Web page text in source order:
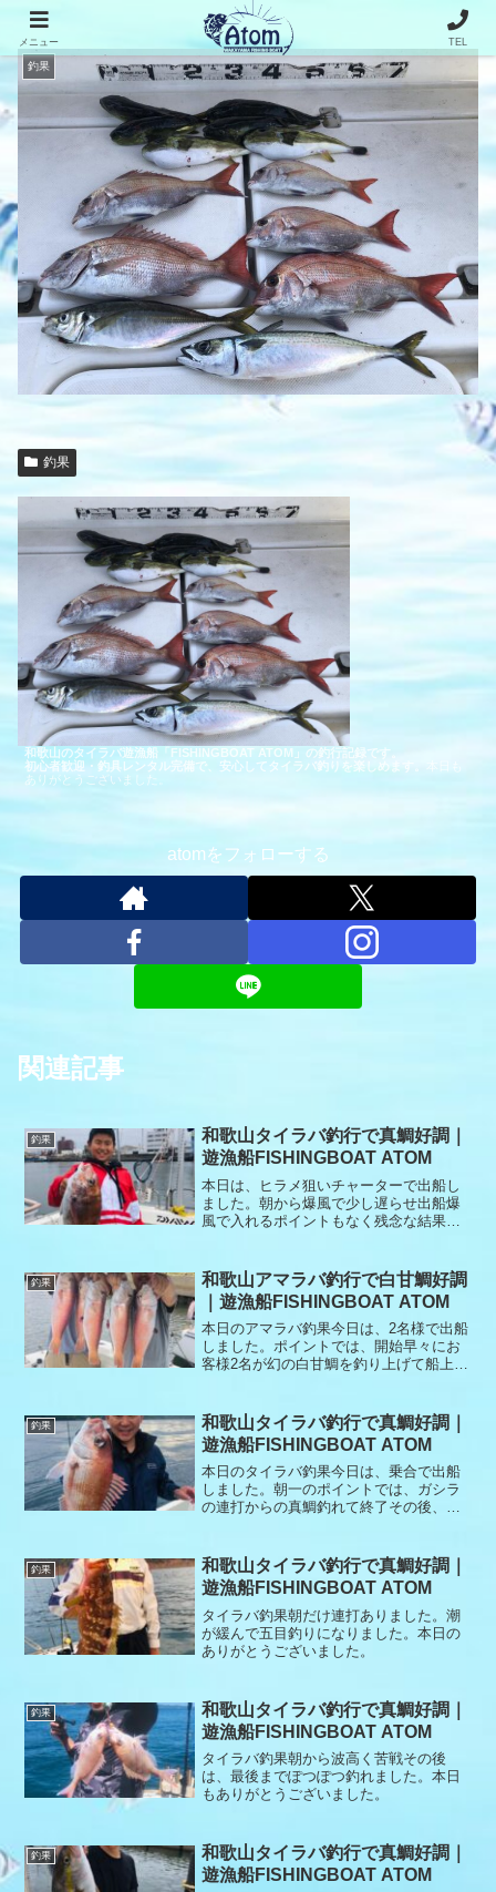
釣果
釣果
和歌山のタイラバ遊漁船「FISHINGBOAT ATOM」の釣行記録です。
初心者歓迎・釣具レンタル完備で、安心してタイラバ釣りを楽しめます。
ありがとうございました。
atomをフォローする
関連記事
釣果
和歌山タイラバ釣行で真鯛好調｜
遊漁船FISHINGBOAT ATOM
本日は、ヒラメ狙いチャーターで出船し
ました。朝から爆風で少し遅らせ出船爆
風で入れるポイントもなく残念な結果に
ませでヒラメ狙いに。結果、メジロ1匹だ
けで終了。アタリ多数ありましたが、ラ
インブレイク2回、針伸ばされ1回で終了
となりました。本日もありがとうござい
ました。
釣果
和歌山アマラバ釣行で白甘鯛好調
｜遊漁船FISHINGBOAT ATOM
本日のアマラバ釣果今日は、2名様で出船
しました。ポイントでは、開始早々にお
客様2名が幻の白甘鯛を釣り上げて船上が
折れそうな時間もありましたが、終了1時
間前にイトヨリからの連打でマゴチ2匹、
白甘鯛2匹追加で終了となりました。本日
もありがとうございました。
釣果
和歌山タイラバ釣行で真鯛好調｜
遊漁船FISHINGBOAT ATOM
本日のタイラバ釣果今日は、乗合で出船
しました。朝一のポイントでは、ガシラ
の連打からの真鯛釣れて終了その後、ア
釣れて終了となりました。本日もありが
とうございました。
釣果
和歌山タイラバ釣行で真鯛好調｜
遊漁船FISHINGBOAT ATOM
タイラバ釣果朝だけ連打ありました。潮
が緩んで五目釣りになりました。本日の
ありがとうございました。
釣果
和歌山タイラバ釣行で真鯛好調｜
遊漁船FISHINGBOAT ATOM
タイラバ釣果朝から波高く苦戦その後
は、最後までぽつぽつ釣れました。本日
もありがとうございました。
釣果
和歌山タイラバ釣行で真鯛好調｜
遊漁船FISHINGBOAT ATOM
メニュー TEL